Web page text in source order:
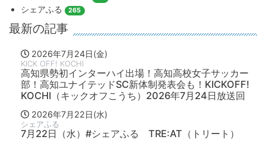
シェアふる 265
最新の記事
2026年7月24日(金)
KICK OFF! KOCHI
高知県勢初インターハイ出場！高知高校女子サッカー
部！高知ユナイテッドSC新体制発表会も！KICKOFF!
KOCHI（キックオフこうち）2026年7月24日放送回
2026年7月22日(水)
シェアふる
7月22日（水）#シェアふる TRE:AT（トリート）